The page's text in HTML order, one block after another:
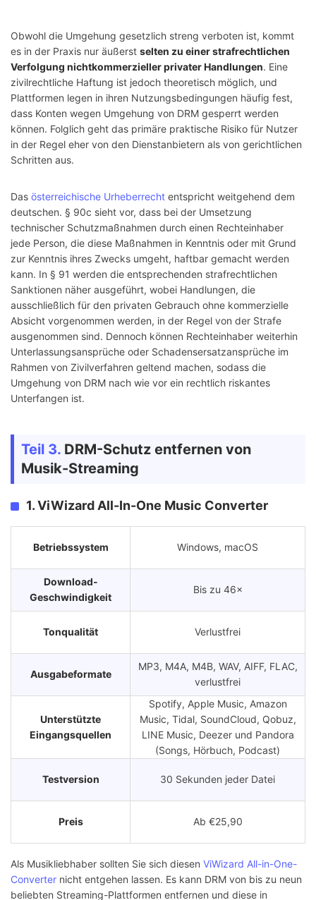
Obwohl die Umgehung gesetzlich streng verboten ist, kommt
es in der Praxis nur äußerst selten zu einer strafrechtlichen
Verfolgung nichtkommerzieller privater Handlungen. Eine
zivilrechtliche Haftung ist jedoch theoretisch möglich, und
Plattformen legen in ihren Nutzungsbedingungen häufig fest,
dass Konten wegen Umgehung von DRM gesperrt werden
können. Folglich geht das primäre praktische Risiko für Nutzer
in der Regel eher von den Dienstanbietern als von gerichtlichen
Schritten aus.
Das österreichische Urheberrecht entspricht weitgehend dem
deutschen. § 90c sieht vor, dass bei der Umsetzung
technischer Schutzmaßnahmen durch einen Rechteinhaber
jede Person, die diese Maßnahmen in Kenntnis oder mit Grund
zur Kenntnis ihres Zwecks umgeht, haftbar gemacht werden
kann. In § 91 werden die entsprechenden strafrechtlichen
Sanktionen näher ausgeführt, wobei Handlungen, die
ausschließlich für den privaten Gebrauch ohne kommerzielle
Absicht vorgenommen werden, in der Regel von der Strafe
ausgenommen sind. Dennoch können Rechteinhaber weiterhin
Unterlassungsansprüche oder Schadensersatzansprüche im
Rahmen von Zivilverfahren geltend machen, sodass die
Umgehung von DRM nach wie vor ein rechtlich riskantes
Unterfangen ist.
Teil 3. DRM-Schutz entfernen von
Musik-Streaming
1. ViWizard All-In-One Music Converter
Betriebssystem Windows, macOS
Download-
Geschwindigkeit
Bis zu 46×
Tonqualität Verlustfrei
Ausgabeformate
MP3, M4A, M4B, WAV, AIFF, FLAC,
verlustfrei
Unterstützte
Eingangsquellen
Spotify, Apple Music, Amazon
Music, Tidal, SoundCloud, Qobuz,
LINE Music, Deezer und Pandora
(Songs, Hörbuch, Podcast)
Testversion 30 Sekunden jeder Datei
Preis Ab €25,90
Als Musikliebhaber sollten Sie sich diesen ViWizard All-in-One-
Converter nicht entgehen lassen. Es kann DRM von bis zu neun
beliebten Streaming-Plattformen entfernen und diese in